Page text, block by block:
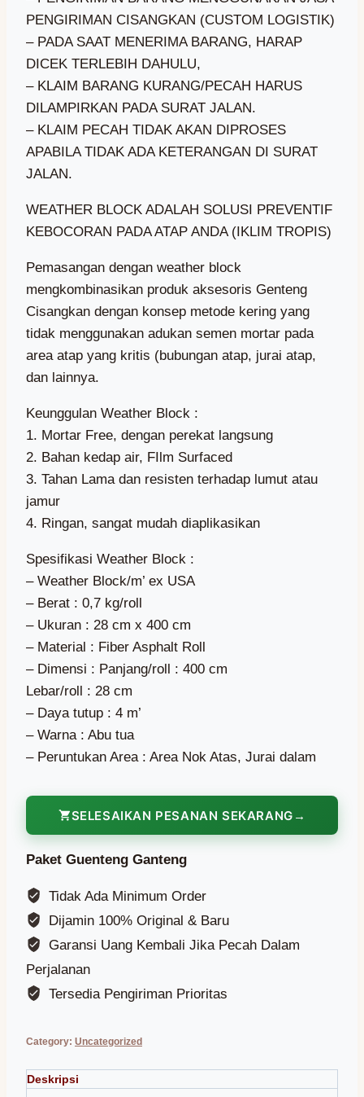
PENGIRIMAN CISANGKAN (CUSTOM LOGISTIK)
– PADA SAAT MENERIMA BARANG, HARAP
DICEK TERLEBIH DAHULU,
– KLAIM BARANG KURANG/PECAH HARUS
DILAMPIRKAN PADA SURAT JALAN.
– KLAIM PECAH TIDAK AKAN DIPROSES
APABILA TIDAK ADA KETERANGAN DI SURAT
JALAN.
WEATHER BLOCK ADALAH SOLUSI PREVENTIF
KEBOCORAN PADA ATAP ANDA (IKLIM TROPIS)
Pemasangan dengan weather block
mengkombinasikan produk aksesoris Genteng
Cisangkan dengan konsep metode kering yang
tidak menggunakan adukan semen mortar pada
area atap yang kritis (bubungan atap, jurai atap,
dan lainnya.
Keunggulan Weather Block :
1. Mortar Free, dengan perekat langsung
2. Bahan kedap air, FIlm Surfaced
3. Tahan Lama dan resisten terhadap lumut atau
jamur
4. Ringan, sangat mudah diaplikasikan
Spesifikasi Weather Block :
– Weather Block/m’ ex USA
– Berat : 0,7 kg/roll
– Ukuran : 28 cm x 400 cm
– Material : Fiber Asphalt Roll
– Dimensi : Panjang/roll : 400 cm
Lebar/roll : 28 cm
– Daya tutup : 4 m’
– Warna : Abu tua
– Peruntukan Area : Area Nok Atas, Jurai dalam
SELESAIKAN PESANAN SEKARANG
Paket Guenteng Ganteng
Tidak Ada Minimum Order
Dijamin 100% Original & Baru
Garansi Uang Kembali Jika Pecah Dalam
Perjalanan
Tersedia Pengiriman Prioritas
Category: Uncategorized